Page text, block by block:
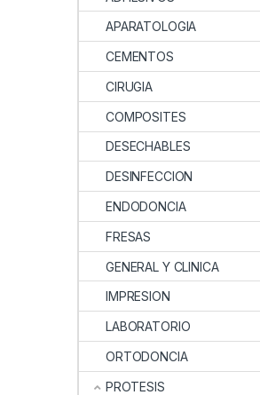
APARATOLOGIA
CEMENTOS
CIRUGIA
COMPOSITES
DESECHABLES
DESINFECCION
ENDODONCIA
FRESAS
GENERAL Y CLINICA
IMPRESION
LABORATORIO
ORTODONCIA
PROTESIS